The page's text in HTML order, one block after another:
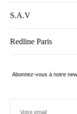
S.A.V
Redline Paris
Abonnez-vous à notre
Votre email